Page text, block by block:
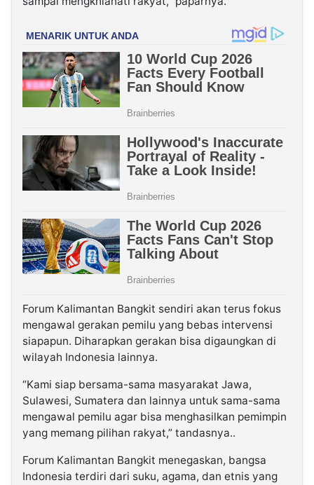
Forum Kalimantan Bangkit sendiri akan terus fokus
mengawal gerakan pemilu yang bebas intervensi
siapapun. Diharapkan gerakan bisa digaungkan di
wilayah Indonesia lainnya.
“Kami siap bersama-sama masyarakat Jawa,
Sulawesi, Sumatera dan lainnya untuk sama-sama
mengawal pemilu agar bisa menghasilkan pemimpin
yang memang pilihan rakyat,” tandasnya..
Forum Kalimantan Bangkit menegaskan, bangsa
Indonesia terdiri dari suku, agama, dan etnis yang